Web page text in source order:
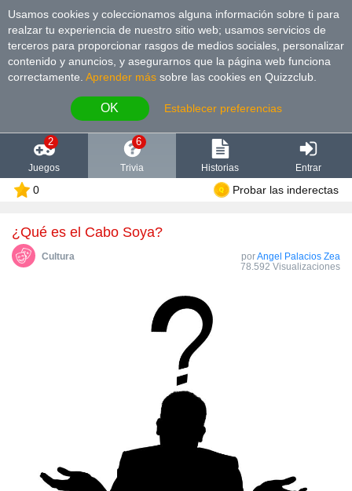
Usamos cookies y coleccionamos alguna información sobre ti para
realzar tu experiencia de nuestro sitio web; usamos servicios de
terceros para proporcionar rasgos de medios sociales, personalizar
contenido y anuncios, y asegurarnos que la página web funciona
correctamente. Aprender más sobre las cookies en Quizzclub.
OK Establecer preferencias
2
Juegos
6
Trivia Historias Entrar
0 Probar las inderectas
¿Qué es el Cabo Soya?
Cultura porAngel Palacios Zea
78.592 Visualizaciones